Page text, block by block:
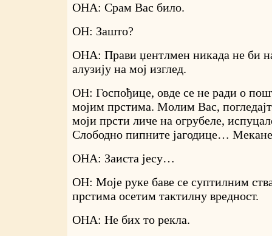
ОНА: Срам Вас било.
ОН: Зашто?
ОНА: Прави џентлмен никада не би
алузију на мој изглед.
ОН: Госпођице, овде се не ради о
мојим прстима. Молим Вас,
моји прсти личе на огрубеле,
Слободно пипните јагодице… Мекане
ОНА: Заиста јесу…
ОН: Моје руке баве се суптилним
прстима осетим тактилну вредност.
ОНА: Не бих то рекла.